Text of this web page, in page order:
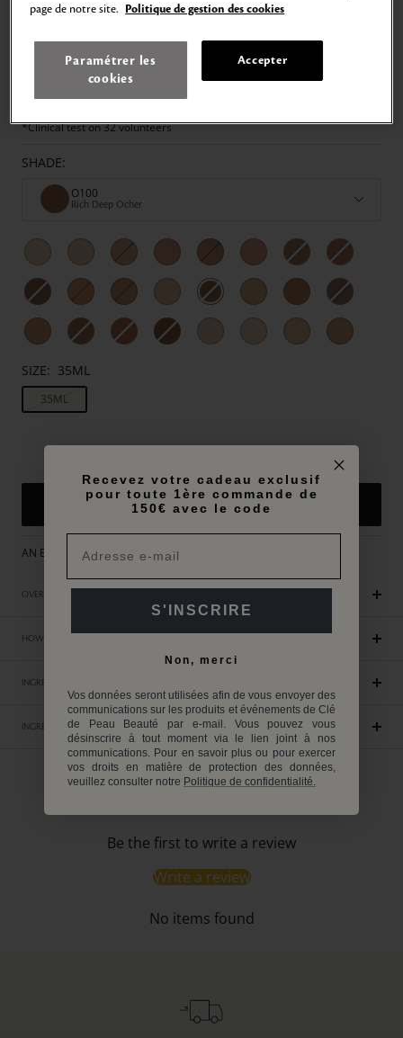
Radiant Matte Finish, SPF 25
A 24-hour, long-wearing* foundation that improves skin’s condition
from within. Starring Light-Empowering Enhancer, an innovative optical
technology inspired by the brilliance of diamonds, new Radiant Fluid
*Clinical test on 32 volunteers
SHADE:
O100
Rich Deep Ocher
SIZE: 35ML
35ML
NOTIFY ME WHEN AVAILABLE
AN EXCLUSIVE GIFT WITH A PURCHASE OF €250
OVERVIEW
HOW TO USE
INGREDIENTS
INGREDIENTS INCI
Be the first to write a review
Write a review
No items found
page de notre site. Politique de gestion des cookies
Paramétrer les
cookies
Accepter
Recevez votre cadeau exclusif
pour toute 1ère commande de
150€ avec le code
S'INSCRIRE
Non, merci
Vos données seront utilisées afin de vous envoyer des
communications sur les produits et événements de Clé
de Peau Beauté par e-mail. Vous pouvez vous
désinscrire à tout moment via le lien joint à nos
communications. Pour en savoir plus ou pour exercer
vos droits en matière de protection des données,
veuillez consulter notre Politique de confidentialité.